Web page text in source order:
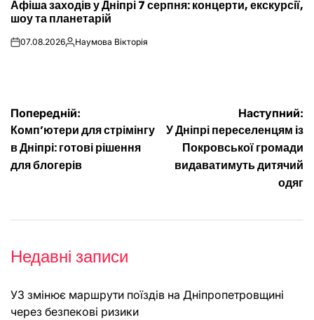
У
Афіша заходів у Дніпрі 7 серпня: концерти, екскурсії,
шоу та планетарій
on07.08.2026Опубліковано
Наумова Вікторія
Навігація
записів
Попередній:
Комп’ютери для стрімінгу
в Дніпрі: готові рішення
для блогерів
Наступний:
У Дніпрі переселенцям із
Покровської громади
видаватимуть дитячий
одяг
Недавні записи
УЗ змінює маршрути поїздів на Дніпропетровщині
через безпекові ризики